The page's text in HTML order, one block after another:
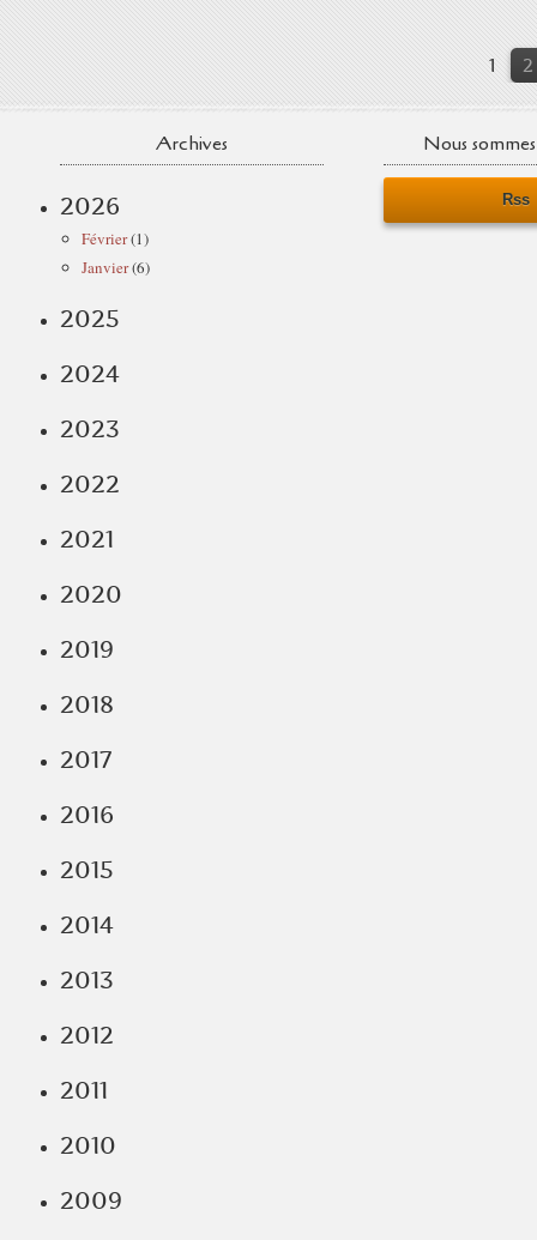
1 2
Archives
2026
Février(1)
Janvier(6)
2025
2024
2023
2022
2021
2020
2019
2018
2017
2016
2015
2014
2013
2012
2011
2010
2009
Nous
Rss